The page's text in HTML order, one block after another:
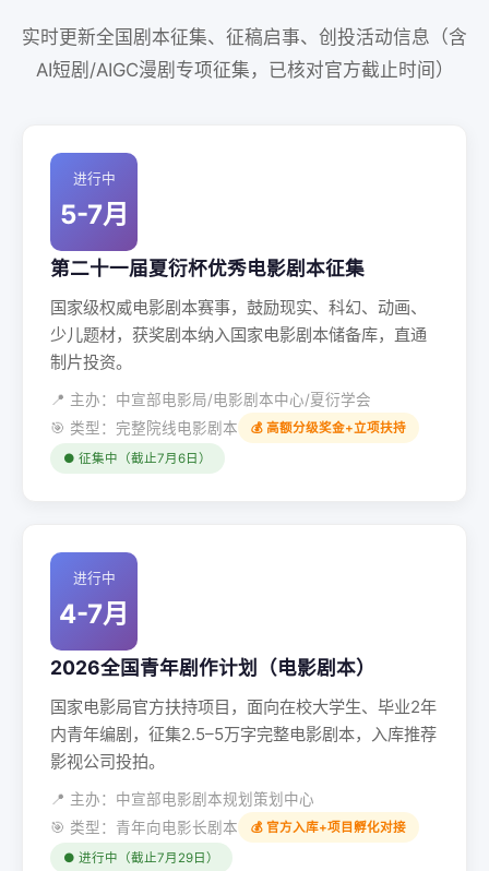
实时更新全国剧本征集、征稿启事、创投活动信息（含
AI短剧/AIGC漫剧专项征集，已核对官方截止时间）
进行中
5-7月
第二十一届夏衍杯优秀电影剧本征集
国家级权威电影剧本赛事，鼓励现实、科幻、动画、
少儿题材，获奖剧本纳入国家电影剧本储备库，直通
制片投资。
📍 主办：中宣部电影局/电影剧本中心/夏衍学会
🎯 类型：完整院线电影剧本
💰 高额分级奖金+立项扶持
● 征集中（截止7月6日）
进行中
4-7月
2026全国青年剧作计划（电影剧本）
国家电影局官方扶持项目，面向在校大学生、毕业2年
内青年编剧，征集2.5–5万字完整电影剧本，入库推荐
影视公司投拍。
📍 主办：中宣部电影剧本规划策划中心
🎯 类型：青年向电影长剧本
💰 官方入库+项目孵化对接
● 进行中（截止7月29日）